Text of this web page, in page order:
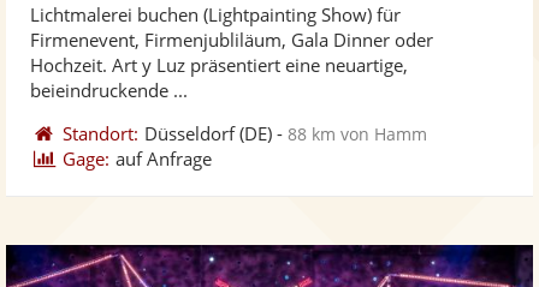
Lichtmalerei buchen (Lightpainting Show) für
Firmenevent, Firmenjubliläum, Gala Dinner oder
Hochzeit. Art y Luz präsentiert eine neuartige,
beieindruckende ...
Standort: Düsseldorf(DE) -88 km von Hamm
Gage: auf Anfrage